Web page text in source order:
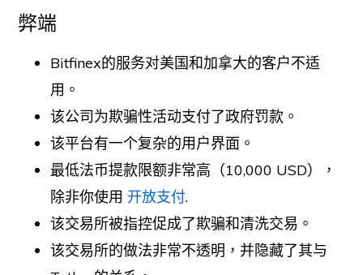
弊端
Bitfinex的服务对美国和加拿大的客户不适
用。
该公司为欺骗性活动支付了政府罚款。
该平台有一个复杂的用户界面。
最低法币提款限额非常高（10,000 USD），
除非你使用 开放支付.
该交易所被指控促成了欺骗和清洗交易。
该交易所的做法非常不透明，并隐藏了其与